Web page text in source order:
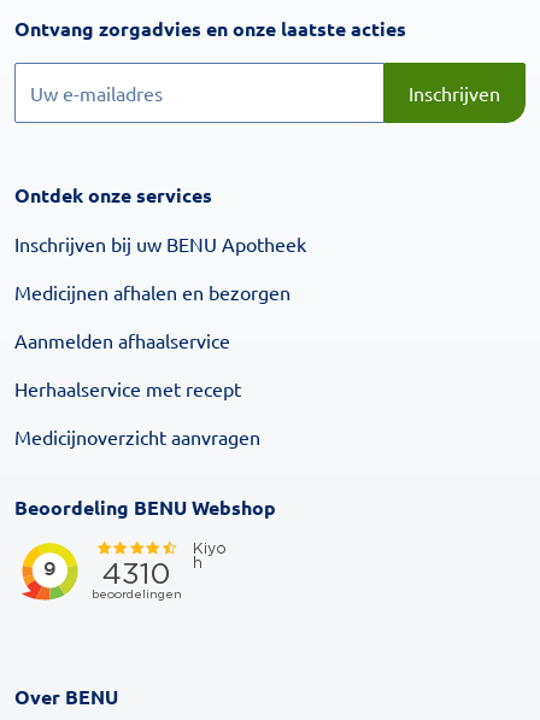
Ontvang zorgadvies en onze laatste acties
Inschrijven
Ontdek onze services
Inschrijven bij uw BENU Apotheek
Medicijnen afhalen en bezorgen
Aanmelden afhaalservice
Herhaalservice met recept
Medicijnoverzicht aanvragen
Beoordeling BENU Webshop
Over BENU